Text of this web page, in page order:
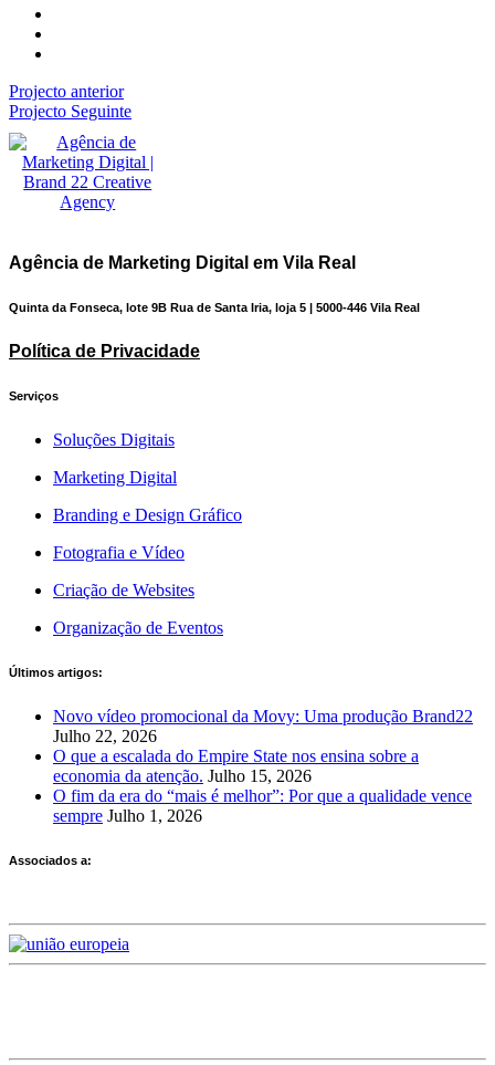
Projecto anterior
Projecto Seguinte
Agência de Marketing Digital em Vila Real
Quinta da Fonseca, lote 9B Rua de Santa Iria, loja 5 | 5000-446 Vila Real
Política de Privacidade
Serviços
Soluções Digitais
Marketing Digital
Branding e Design Gráfico
Fotografia e Vídeo
Criação de Websites
Organização de Eventos
Últimos artigos:
Novo vídeo promocional da Movy: Uma produção Brand22
Julho 22, 2026
O que a escalada do Empire State nos ensina sobre a
economia da atenção. Julho 15, 2026
O fim da era do “mais é melhor”: Por que a qualidade vence
sempre Julho 1, 2026
Associados a: